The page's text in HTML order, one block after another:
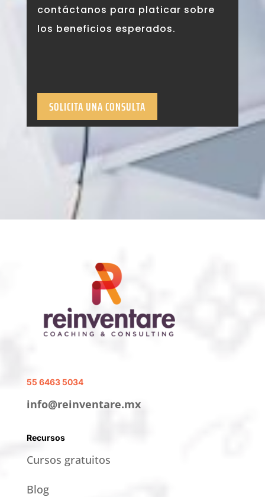
contáctanos para platicar sobre
los beneficios esperados.
SOLICITA UNA CONSULTA
55 6463 5034
info@reinventare.mx
Recursos
Cursos gratuitos
Blog